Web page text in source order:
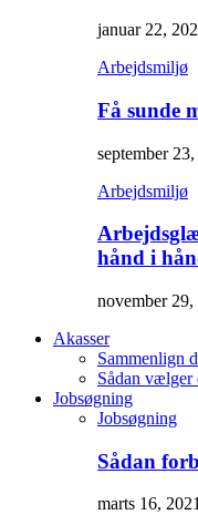
januar 22,
Arbejdsmiljø
Få sunde
september
Arbejdsmiljø
hånd i
november 29,
Akasser
Sammenlign
Sådan vælger
Jobsøgning
Jobsøgning
Sådan
marts 16,